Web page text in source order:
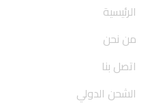
الرئيسية
من نحن
اتصل بنا
الشحن الدولي